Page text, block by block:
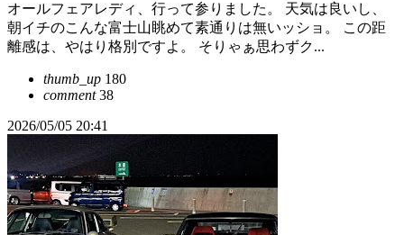
オールフェアレディ、行って参りました。 天気は良いし、
朝イチのこんな富士山眺めて素通りは無いッショ。 この距
離感は、やはり格別ですよ。 そりゃぁ思わずク...
thumb_up 180
comment38
2026/05/05 20:41